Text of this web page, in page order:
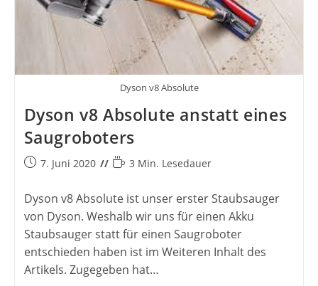
Dyson v8 Absolute
Dyson v8 Absolute anstatt eines
Saugroboters
Beitrag7. Juni 2020 Lesedauer:
3 Min. Lesedauer
Dyson v8 Absolute ist unser erster Staubsauger
von Dyson. Weshalb wir uns für einen Akku
Staubsauger statt für einen Saugroboter
entschieden haben ist im Weiteren Inhalt des
Artikels. Zugegeben hat…